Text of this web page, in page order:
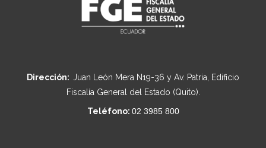
Dirección: Juan León Mera N19-36 y Av. Patria, Edificio
Fiscalía General del Estado (Quito).
Teléfono: 02 3985 800